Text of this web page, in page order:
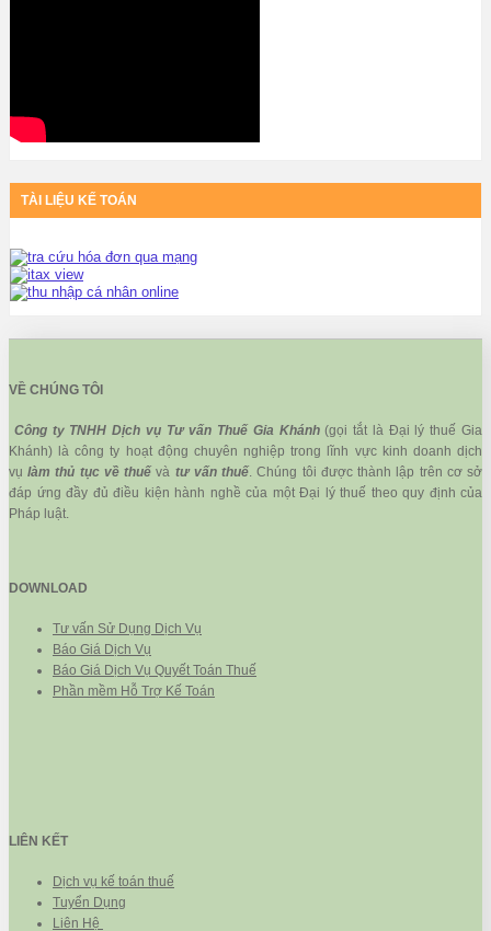
TÀI LIỆU KẾ TOÁN
VỀ CHÚNG TÔI
Công ty TNHH Dịch vụ Tư vấn Thuế Gia Khánh(gọi tắt là Đại lý thuế Gia
Khánh) là công ty hoạt động chuyên nghiệp trong lĩnh vực kinh doanh dịch
vụlàm thủ tục về thuế và tư vấn thuế . Chúng tôi được thành lập trên cơ sở
đáp ứng đầy đủ điều kiện hành nghề của một Đại lý thuế theo quy định của
Pháp luật.
DOWNLOAD
Tư vấn Sử Dụng Dịch Vụ
Báo Giá Dịch Vụ
Báo Giá Dịch Vụ Quyết Toán Thuế
Phần mềm Hỗ Trợ Kế Toán
LIÊN KẾT
Dịch vụ kế toán thuế
Tuyển Dụng
Liên Hệ